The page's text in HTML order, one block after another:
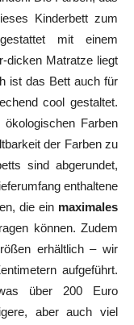
Kinderbett zum
mit einem
dicken Matratze liegt
ist das Bett auch für
cool gestaltet.
Farben
der Farben zu
sind abgerundet,
enthaltene
die ein maximales
können. Zudem
erhältlich – wir
aufgeführt.
über 200 Euro
aber auch viel